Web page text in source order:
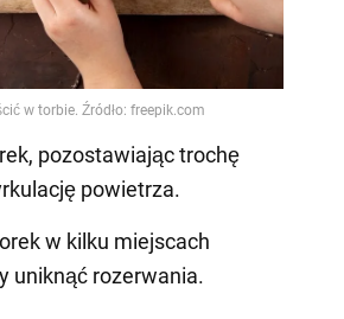
pozostawiając trochę
powietrza.
w kilku miejscach
uniknąć rozerwania.